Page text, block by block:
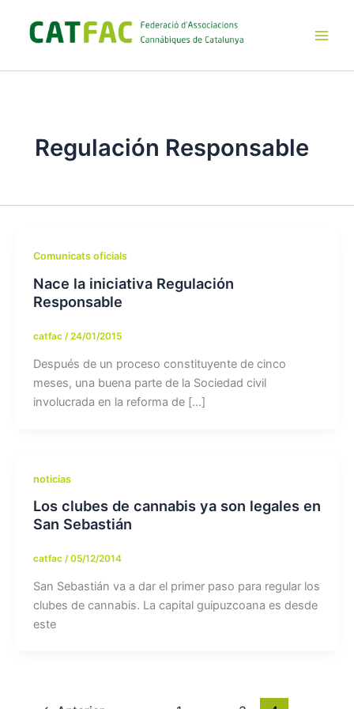
contenido
Regulación Responsable
Comunicats oficials
Nace la iniciativa Regulación
Responsable
catfac /24/01/2015
Después de un proceso constituyente de cinco
meses, una buena parte de la Sociedad civil
involucrada en la reforma de […]
noticias
Los clubes de cannabis ya son legales en
San Sebastián
catfac /05/12/2014
San Sebastián va a dar el primer paso para regular los
clubes de cannabis. La capital guipuzcoana es desde
este